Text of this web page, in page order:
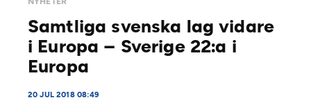
Samtliga svenska lag vidare
i Europa – Sverige 22:a i
Europa
20 JUL 2018 08:49